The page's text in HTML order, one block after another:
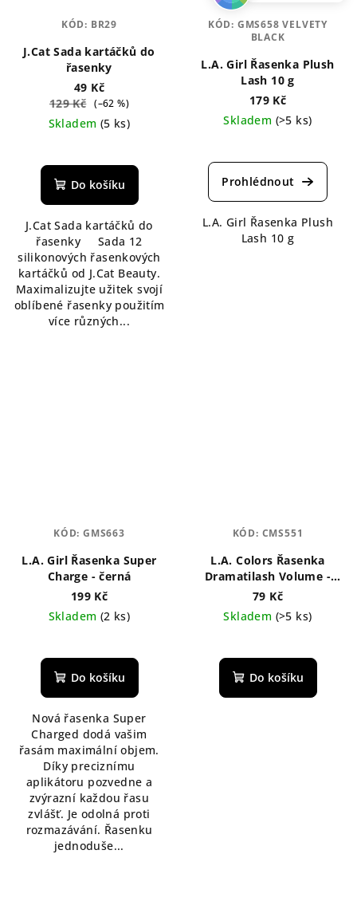
J.Cat Sada kartáčků do
řasenky
49 Kč
129 Kč (–62 %)
Skladem (5 ks)
Do košíku
J.Cat Sada kartáčků do
řasenky Sada 12
silikonových řasenkových
kartáčků od J.Cat Beauty.
Maximalizujte užitek svojí
oblíbené řasenky použitím
více různých...
KÓD: BR29
L.A. Girl Řasenka Plush
Lash 10 g
179 Kč
Skladem (>5 ks)
hodnocení
produktu
z
5
L.A. Girl Řasenka Plush
Lash 10 g
KÓD: GMS658 VELVETY
BLACK
L.A. Girl Řasenka Super
Charge - černá
199 Kč
Skladem (2 ks)
hodnocení
produktu
z
5
hvězdiček.
Do košíku
Nová řasenka Super
Charged dodá vašim
řasám maximální objem.
Díky preciznímu
aplikátoru pozvedne a
zvýrazní každou řasu
zvlášť. Je odolná proti
rozmazávání. Řasenku
jednoduše...
KÓD:GMS663
L.A. Colors Řasenka
Dramatilash Volume -
černá 6 ml
79 Kč
Skladem (>5 ks)
Do košíku
KÓD: CMS551